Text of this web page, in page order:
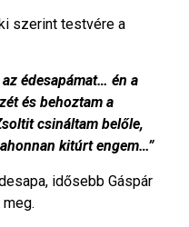
szerint testvére a
édesapámat… én a
és behoztam a
csináltam belőle,
kitúrt engem…”
idősebb Gáspár